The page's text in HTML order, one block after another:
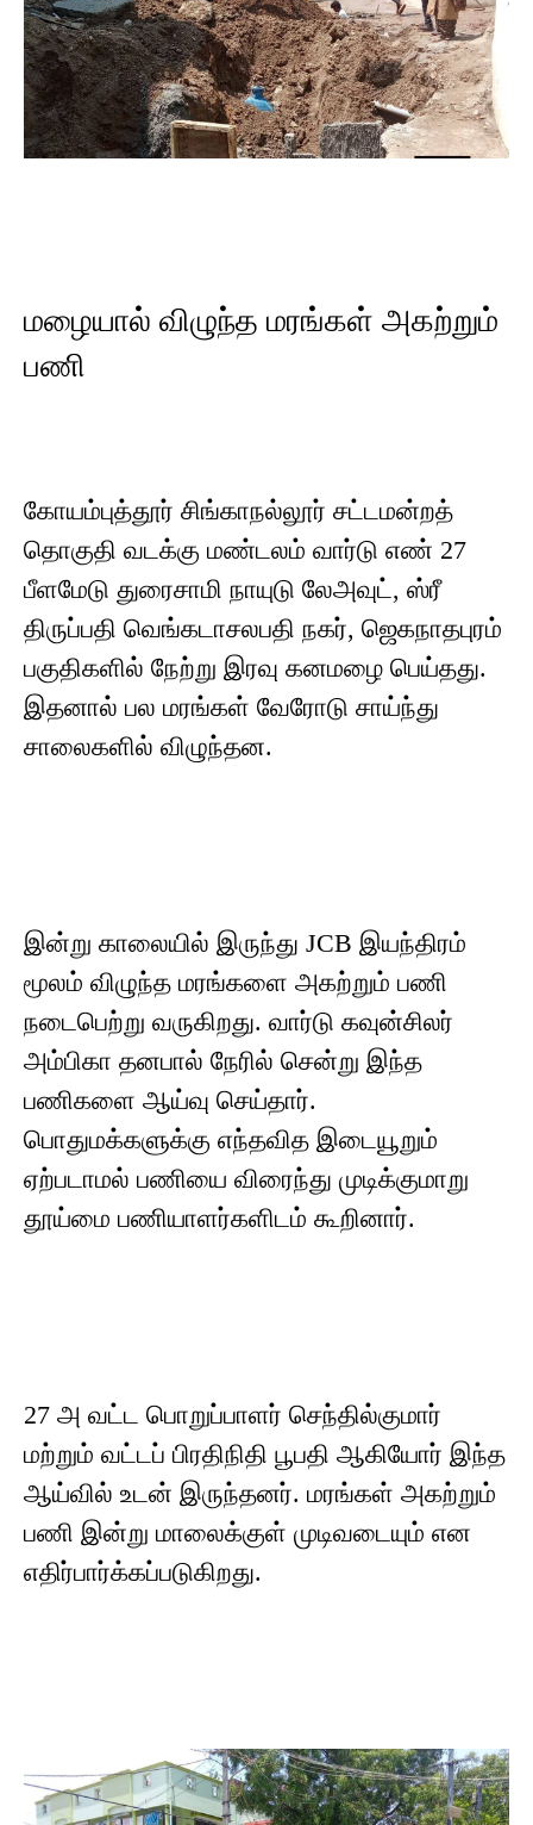
மழையால் விழுந்த மரங்கள் அகற்றும்
பணி
கோயம்புத்தூர் சிங்காநல்லூர் சட்டமன்றத்
தொகுதி வடக்கு மண்டலம் வார்டு எண் 27
பீளமேடு துரைசாமி நாயுடு லேஅவுட், ஸ்ரீ
திருப்பதி வெங்கடாசலபதி நகர், ஜெகநாதபுரம்
பகுதிகளில் நேற்று இரவு கனமழை பெய்தது.
இதனால் பல மரங்கள் வேரோடு சாய்ந்து
சாலைகளில் விழுந்தன.
இன்று காலையில் இருந்து JCB இயந்திரம்
மூலம் விழுந்த மரங்களை அகற்றும் பணி
நடைபெற்று வருகிறது. வார்டு கவுன்சிலர்
அம்பிகா தனபால் நேரில் சென்று இந்த
பணிகளை ஆய்வு செய்தார்.
பொதுமக்களுக்கு எந்தவித இடையூறும்
ஏற்படாமல் பணியை விரைந்து முடிக்குமாறு
தூய்மை பணியாளர்களிடம் கூறினார்.
27 அ வட்ட பொறுப்பாளர் செந்தில்குமார்
மற்றும் வட்டப் பிரதிநிதி பூபதி ஆகியோர் இந்த
ஆய்வில் உடன் இருந்தனர். மரங்கள் அகற்றும்
பணி இன்று மாலைக்குள் முடிவடையும் என
எதிர்பார்க்கப்படுகிறது.